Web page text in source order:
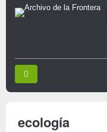
ecología